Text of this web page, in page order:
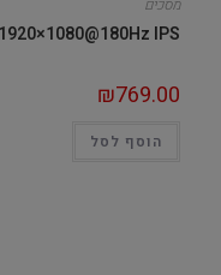
מסכים
IPS
₪769.00
הוסף לסל